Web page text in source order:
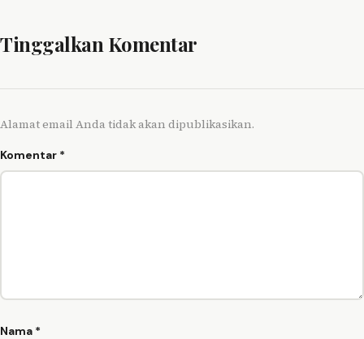
Tinggalkan Komentar
Alamat email Anda tidak akan dipublikasikan.
Komentar *
Nama *